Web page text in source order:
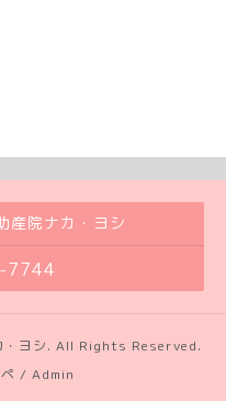
院ナカ・ヨシ
7744
ヨシ. All Rights Reserved.
/ Admin